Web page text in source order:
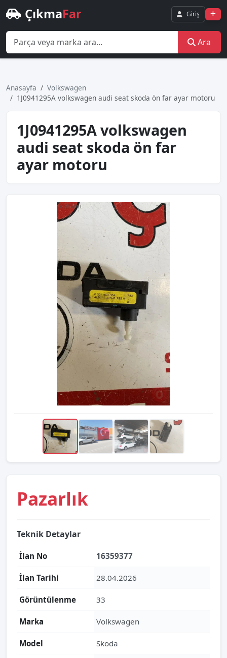
ÇıkmaFar Giriş
Ara
Anasayfa
Volkswagen
1J0941295A volkswagen audi seat skoda ön far ayar motoru
1J0941295A volkswagen
audi seat skoda ön far
ayar motoru
Pazarlık
Teknik Detaylar
İlan No 16359377
İlan Tarihi 28.04.2026
Görüntülenme 33
Marka Volkswagen
Model Skoda